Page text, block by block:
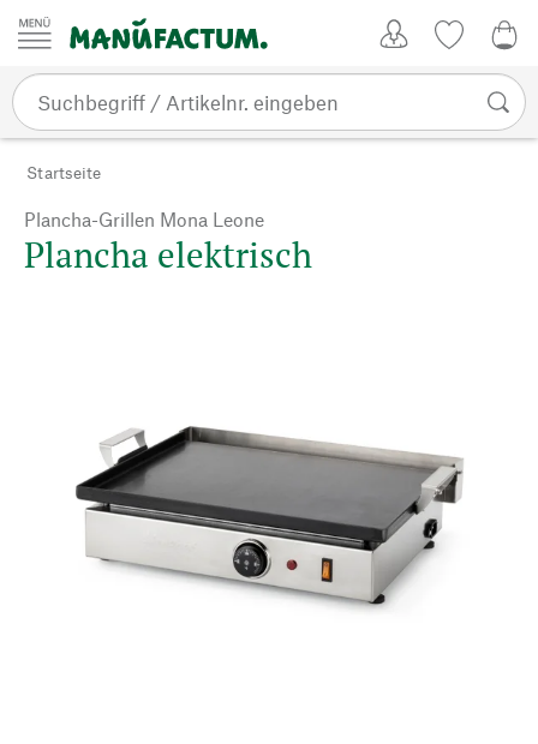
Zum Inhalt springen
Startseite
Plancha-Grillen Mona Leone
Plancha elektrisch